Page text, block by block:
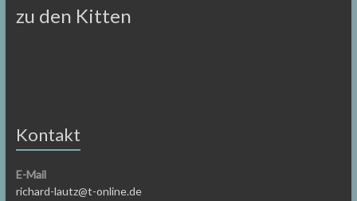
zu den Kitten
Kontakt
E-Mail
richard-lautz@t-online.de